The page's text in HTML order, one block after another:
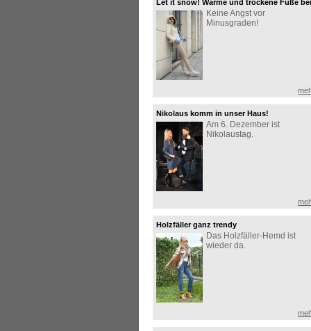
Let it snow! Warme und trockene Füße bei
jedem Wetter Keine Angst vor
Minusgraden!
Nikolaus komm in unser Haus!
Am 6. Dezember ist
Nikolaustag.
Holzfäller ganz trendy
Das Holzfäller-Hemd ist
wieder da.